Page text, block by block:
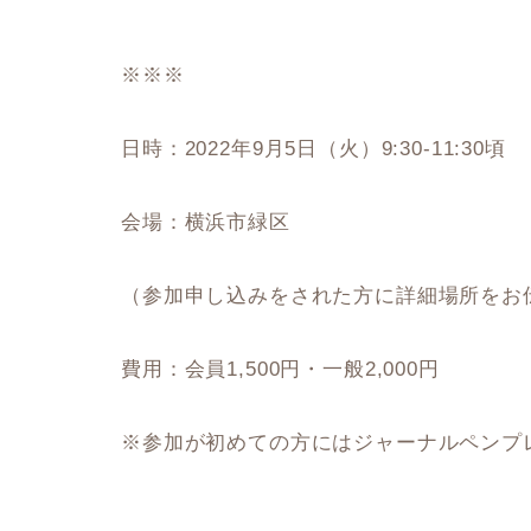
※※※
日時：2022年9月5日（火）9:30-11:30頃
会場：横浜市緑区
（参加申し込みをされた方に詳細場所をお
費用：会員1,500円・一般2,000円
※参加が初めての方にはジャーナルペンプ